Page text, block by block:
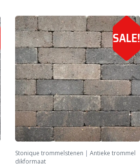
SALE!
Stonique trommelstenen | Antieke trommel
dikformaat